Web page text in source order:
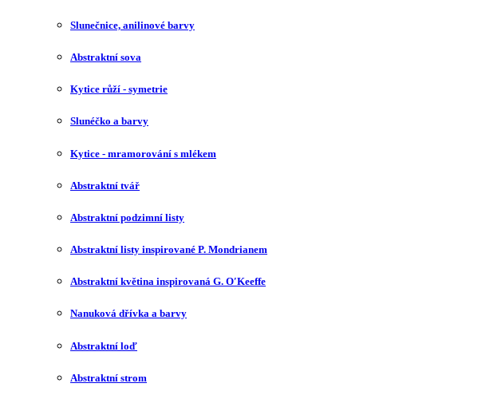
Slunečnice, anilinové barvy
Abstraktní sova
Kytice růží - symetrie
Slunéčko a barvy
Kytice - mramorování s mlékem
Abstraktní tvář
Abstraktní podzimní listy
Abstraktní listy inspirované P. Mondrianem
Abstraktní květina inspirovaná G. O′Keeffe
Nanuková dřívka a barvy
Abstraktní loď
Abstraktní strom